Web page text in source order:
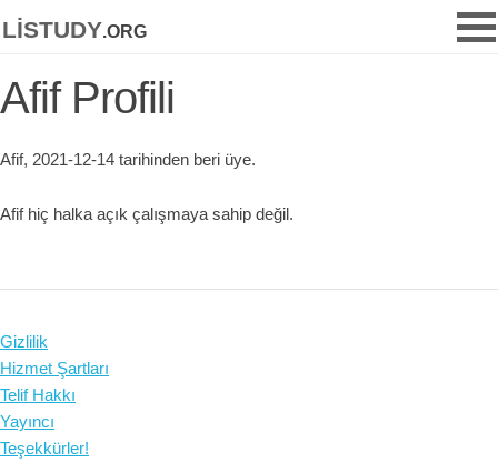
listudy.org
Afif Profili
Afif, 2021-12-14 tarihinden beri üye.
Afif hiç halka açık çalışmaya sahip değil.
Gizlilik
Hizmet Şartları
Telif Hakkı
Yayıncı
Teşekkürler!